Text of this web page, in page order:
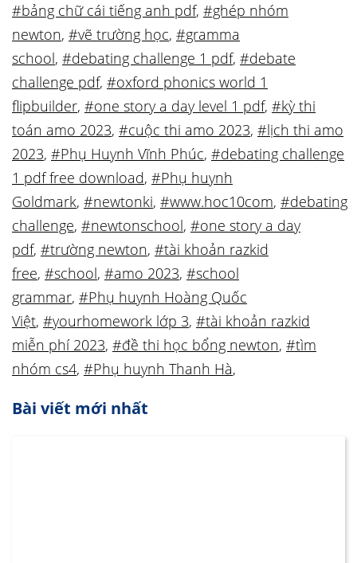
#bảng chữ cái tiếng anh pdf, #ghép nhóm
newton, #vẽ trường học, #gramma
school, #debating challenge 1 pdf, #debate
challenge pdf, #oxford phonics world 1
flipbuilder, #one story a day level 1 pdf, #kỳ thi
toán amo 2023, #cuộc thi amo 2023, #lịch thi amo
2023, #Phụ Huynh Vĩnh Phúc, #debating challenge
1 pdf free download, #Phụ huynh
Goldmark, #newtonki, #www.hoc10com, #debating
challenge, #newtonschool, #one story a day
pdf, #trường newton, #tài khoản razkid
free, #school, #amo 2023, #school
grammar, #Phụ huynh Hoàng Quốc
Việt, #yourhomework lớp 3, #tài khoản razkid
miễn phí 2023, #đề thi học bổng newton, #tìm
nhóm cs4, #Phụ huynh Thanh Hà,
Bài viết mới nhất